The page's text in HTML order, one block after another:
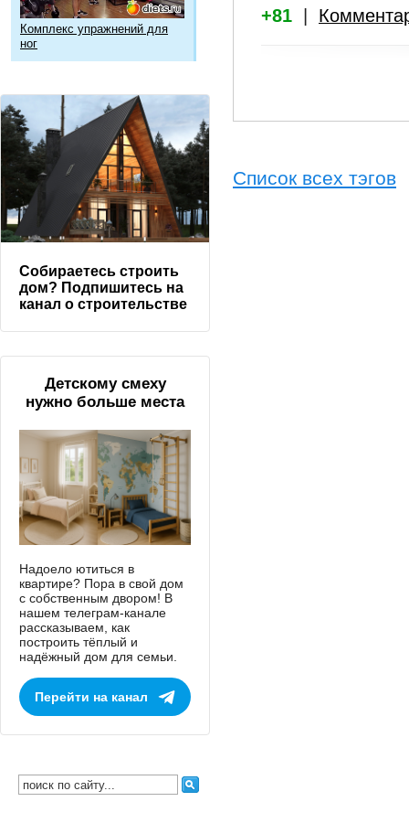
+81
Список всех тэгов
Комплекс упражнений для
ног
Собираетесь строить
дом? Подпишитесь на
канал о строительстве
Детскому смеху
нужно больше места
Надоело ютиться в
квартире? Пора в свой дом
с собственным двором! В
нашем телеграм-канале
рассказываем, как
построить тёплый и
надёжный дом для семьи.
Перейти на канал